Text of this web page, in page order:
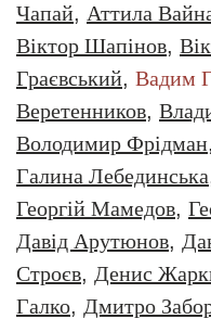
Чапай, Аттила
Віктор Шапінов,
Граєвський, Вадим
Веретенников,
Володимир Фрідман,
Галина Лебединська
Георгій Мамедов,
Давiд Арутюнов,
Строєв, Денис
Галко, Дмитро